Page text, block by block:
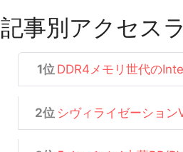
記事別アクセス
DDR4メモリ世代の
シヴィライゼーション